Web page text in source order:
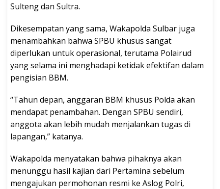
Sulteng dan Sultra.
Dikesempatan yang sama, Wakapolda Sulbar juga
menambahkan bahwa SPBU khusus sangat
diperlukan untuk operasional, terutama Polairud
yang selama ini menghadapi ketidak efektifan dalam
pengisian BBM.
“Tahun depan, anggaran BBM khusus Polda akan
mendapat penambahan. Dengan SPBU sendiri,
anggota akan lebih mudah menjalankan tugas di
lapangan,” katanya.
Wakapolda menyatakan bahwa pihaknya akan
menunggu hasil kajian dari Pertamina sebelum
mengajukan permohonan resmi ke Aslog Polri,